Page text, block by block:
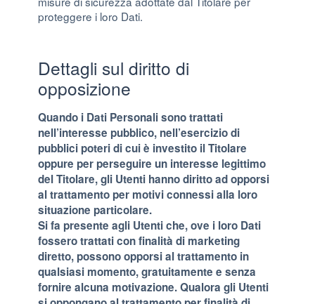
proteggere i loro Dati.
Dettagli sul diritto di
opposizione
Quando i Dati Personali sono trattati
nell’interesse pubblico, nell’esercizio di
pubblici poteri di cui è investito il Titolare
oppure per perseguire un interesse legittimo
del Titolare, gli Utenti hanno diritto ad opporsi
al trattamento per motivi connessi alla loro
situazione particolare.
Si fa presente agli Utenti che, ove i loro Dati
fossero trattati con finalità di marketing
diretto, possono opporsi al trattamento in
qualsiasi momento, gratuitamente e senza
fornire alcuna motivazione. Qualora gli Utenti